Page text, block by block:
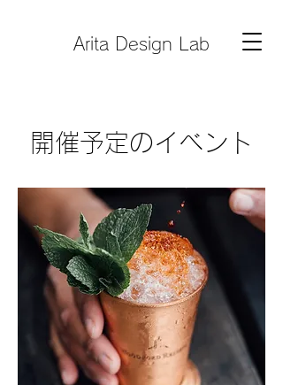
Arita Design Lab
開催予定のイベント